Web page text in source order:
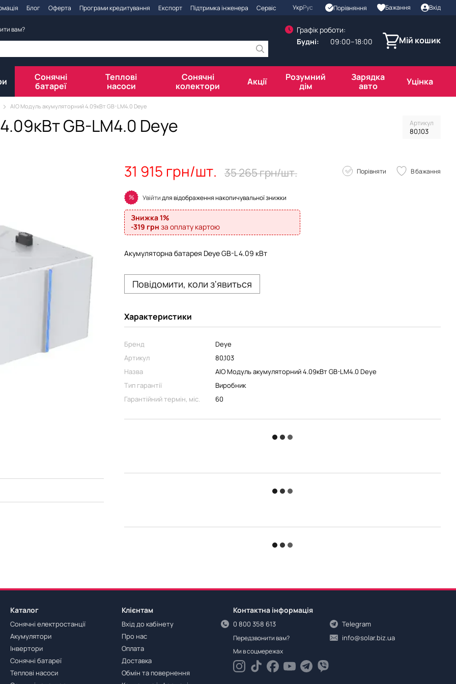
Блог Оферта Програми кредитування Експорт Підтримка інженера Сервіс УкрРус Порівняння Бажання Вхід
вам?
Графік роботи:
Будні:
09:00–18:00 Мій кошик
Сонячні
батареї
Теплові
насоси
Сонячні
колектори
Акції
Розумний
дім
Зарядка
авто
Уцінка
AIO Модуль акумуляторний 4.09кВт GB-LM4.0 Deye
GB-LM4.0 Deye Артикул
80,103
31 915 грн/шт. 35 265 грн/шт. Порівняти В бажання
% Увійтидля відображення накопичувальної знижки
Знижка 1%
-319 грн за оплату картою
Акумуляторна батарея Deye GB-L 4.09 кВт
Повідомити, коли з'явиться
Характеристики
Бренд
Deye
Артикул
80,103
Назва
AIO Модуль акумуляторний 4.09кВт GB-LM4.0 Deye
Тип гарантії
Виробник
Гарантійний термін, міс.
60
Каталог
Сонячні електростанції
Акумулятори
Інвертори
Сонячні батареї
Теплові насоси
Клієнтам
Вхід до кабінету
Про нас
Оплата
Доставка
Обмін та повернення
Контактна інформація
0 800 358 613
Передзвонити вам?
Telegram
info@solar.biz.ua
Ми в соцмережах